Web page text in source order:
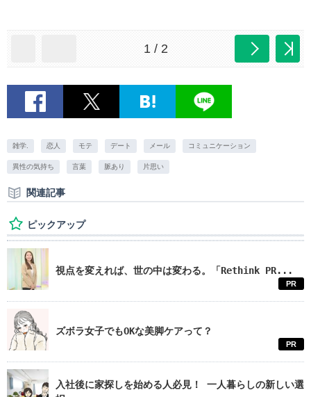
1 / 2
雑学. 恋人 モテ デート メール コミュニケーション
異性の気持ち 言葉 脈あり 片思い
関連記事
ピックアップ
視点を変えれば、世の中は変わる。「Rethink PR...
PR
ズボラ女子でもOKな美脚ケアって？
PR
入社後に家探しを始める人必見！ 一人暮らしの新しい選